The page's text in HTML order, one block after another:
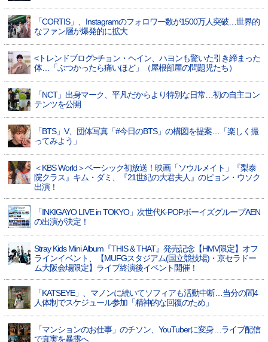
「CORTIS」、Instagramのフォロワー数が1500万人突破…世界的
なファン層が爆発的に拡大
<トレンドブログ>チョン・ヘイン、ハヨンも驚いた引き締まった
体…「ぶつかったら痛いほど」（屋根部屋の問題児たち）
「NCT」出身マーク、平凡だからより特別な日常…初の自主コン
テンツを公開
「BTS」V、団体写真「#今日のBTS」の構図を提案…「楽しく撮
ってみよう」
＜KBS World＞ベーシック初放送！映画「ソウルメイト」『梨泰
院クラス』キム・ダミ、『21世紀の大君夫人』のピョン・ウソク
出演！
「INKIGAYO LIVE in TOKYO」次世代K-POPボーイズグループAEN
の出演が決定！
Stray Kids Mini Album『THIS & THAT』発売記念【HMV限定】オフ
ラインイベント、【MUFGスタジアム(国立競技場)・京セラドー
ム大阪会場限定】ライブ終演後イベント開催！
「KATSEYE」、マノンに続いてソフィアも活動中断…当分の間4
人体制でスケジュール参加「精神的な回復のため」
「マンションのお仕事」のチソン、YouTuberに変身…ライブ配信
で真実を暴露へ